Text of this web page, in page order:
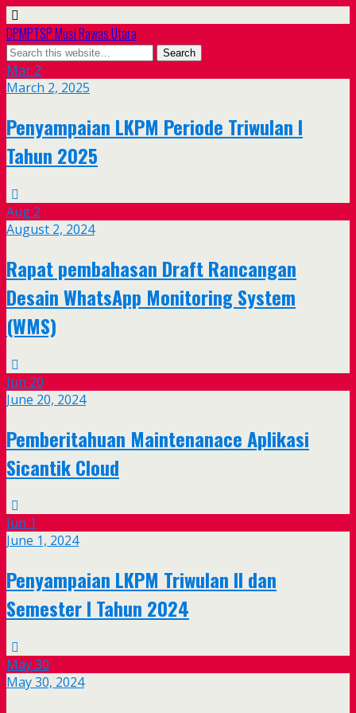
DPMPTSP Musi Rawas Utara
Mar 2
March 2, 2025
Penyampaian LKPM Periode Triwulan I
Tahun 2025
Aug 2
August 2, 2024
Rapat pembahasan Draft Rancangan
Desain WhatsApp Monitoring System
(WMS)
Jun 20
June 20, 2024
Pemberitahuan Maintenanace Aplikasi
Sicantik Cloud
Jun 1
June 1, 2024
Penyampaian LKPM Triwulan II dan
Semester I Tahun 2024
May30
May 30, 2024